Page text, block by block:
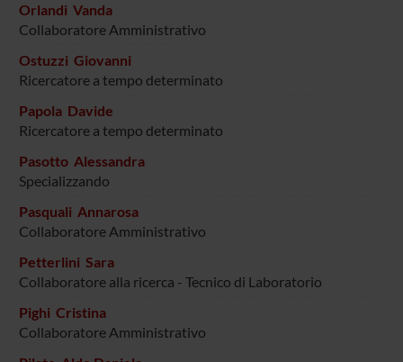
Orlandi Vanda
Collaboratore Amministrativo
Ostuzzi Giovanni
Ricercatore a tempo determinato
Papola Davide
Ricercatore a tempo determinato
Pasotto Alessandra
Specializzando
Pasquali Annarosa
Collaboratore Amministrativo
Petterlini Sara
Collaboratore alla ricerca - Tecnico di Laboratorio
Pighi Cristina
Collaboratore Amministrativo